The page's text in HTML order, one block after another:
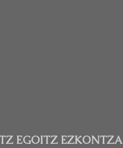
EGOITZ EZKONTZA